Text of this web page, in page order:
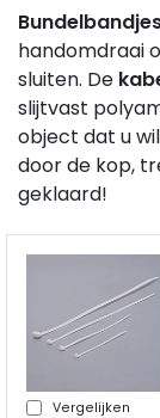
handomdraai
sluiten. De
slijtvast
object dat u
door de kop,
geklaard!
Vergelijken